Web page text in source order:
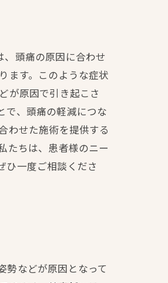
、頭痛の原因に合わせ
ます。このような症状
が原因で引き起こさ
で、頭痛の軽減につな
わせた施術を提供する
たちは、患者様のニー
ひ一度ご相談くださ
勢などが原因となって